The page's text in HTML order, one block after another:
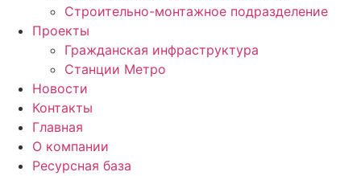
Строительно-монтажное подразделение
Проекты
Гражданская инфраструктура
Станции Метро
Новости
Контакты
Главная
О компании
Ресурсная база